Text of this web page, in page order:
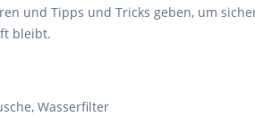
und Tipps und Tricks geben, um
bleibt.
,Wasserfilter